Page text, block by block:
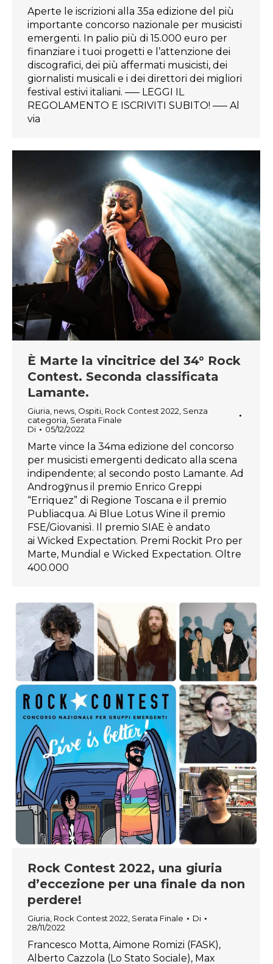
Aperte le iscrizioni alla 35a edizione del più
importante concorso nazionale per musicisti
emergenti. In palio più di 15.000 euro per
finanziare i tuoi progetti e l’attenzione dei
discografici, dei più affermati musicisti, dei
giornalisti musicali e i dei direttori dei migliori
festival estivi italiani. ––– LEGGI IL
REGOLAMENTO E ISCRIVITI SUBITO! –— Al
via
È Marte la vincitrice del 34° Rock
Contest. Seconda classificata
Lamante.
Giuria news Ospiti Rock Contest 2022 Senza
categoria Serata Finale
Di
05/12/2022
Marte vince la 34ma edizione del concorso
per musicisti emergenti dedicato alla scena
indipendente; al secondo posto Lamante. Ad
Androgy̆nus il premio Enrico Greppi
“Erriquez” di Regione Toscana e il premio
Publiacqua. Ai Blue Lotus Wine il premio
FSE/Giovanisì. Il premio SIAE è andato
ai Wicked Expectation. Premi Rockit Pro per
Marte, Mundial e Wicked Expectation. Oltre
400.000
Rock Contest 2022, una giuria
d’eccezione per una finale da non
perdere!
Giuria Rock Contest 2022 Serata Finale
Di
28/11/2022
Francesco Motta, Aimone Romizi (FASK),
Alberto Cazzola (Lo Stato Sociale), Max